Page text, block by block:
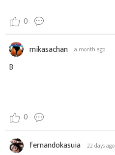
0
mikasachan a month ago
B
0
fernandokasuia 22 days ago